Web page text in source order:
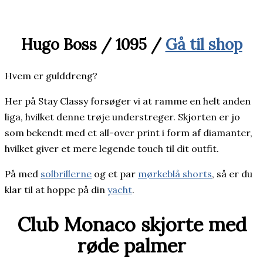
Hugo Boss / 1095 / Gå til shop
Hvem er gulddreng?
Her på Stay Classy forsøger vi at ramme en helt anden
liga, hvilket denne trøje understreger. Skjorten er jo
som bekendt med et all-over print i form af diamanter,
hvilket giver et mere legende touch til dit outfit.
På med solbrillerne og et par mørkeblå shorts, så er du
klar til at hoppe på din yacht.
Club Monaco skjorte med
røde palmer